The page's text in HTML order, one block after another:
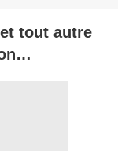
tout autre